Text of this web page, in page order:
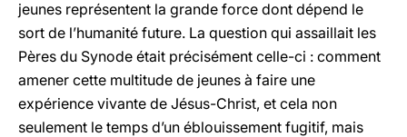
jeunes représentent la grande force dont dépend le
sort de l’humanité future. La question qui assaillait les
Pères du Synode était précisément celle-ci : comment
amener cette multitude de jeunes à faire une
expérience vivante de Jésus-Christ, et cela non
seulement le temps d’un éblouissement fugitif, mais